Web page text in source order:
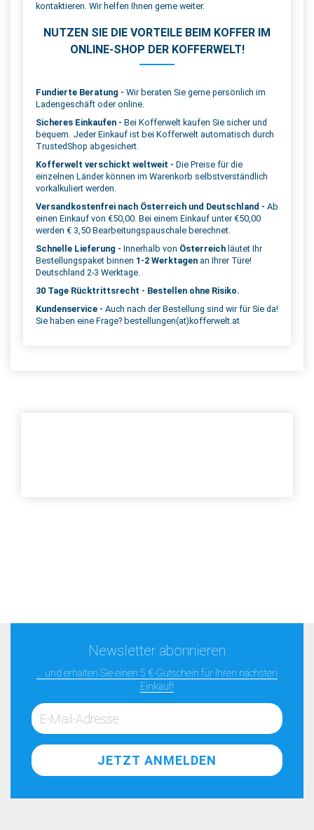
kontaktieren. Wir helfen Ihnen gerne weiter.
NUTZEN SIE DIE VORTEILE BEIM KOFFER IM
ONLINE-SHOP DER KOFFERWELT!
Fundierte Beratung - Wir beraten Sie gerne persönlich im
Ladengeschäft oder online.
Sicheres Einkaufen - Bei Kofferwelt kaufen Sie sicher und
bequem. Jeder Einkauf ist bei Kofferwelt automatisch durch
TrustedShop abgesichert.
Kofferwelt verschickt weltweit - Die Preise für die
einzelnen Länder können im Warenkorb selbstverständlich
vorkalkuliert werden.
Versandkostenfrei nach Österreich und Deutschland - Ab
einen Einkauf von €50,00. Bei einem Einkauf unter €50,00
werden € 3,50 Bearbeitungspauschale berechnet.
Schnelle Lieferung - Innerhalb von Österreich läutet Ihr
Bestellungspaket binnen 1-2 Werktagen an Ihrer Türe!
Deutschland 2-3 Werktage.
30 Tage Rücktrittsrecht - Bestellen ohne Risiko.
Kundenservice - Auch nach der Bestellung sind wir für Sie da!
Sie haben eine Frage? bestellungen(at)kofferwelt.at
Newsletter abonnieren
... und erhalten Sie einen 5 €-Gutschein für Ihren nächsten
Einkauf!